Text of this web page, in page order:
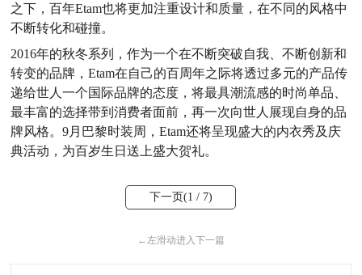
之下，百年Etam也将更加注重设计和质量，在不同的风格中
不断转化和碰撞。
2016年的秋冬系列，作为一个在不断突破自我、不断创新和
转变的品牌，Etam在自己的百周年之际将透过多元的产品传
递给世人一个国际品牌的态度，将最具潮流感的时尚单品、
最丰富的选择带到消费者面前，再一次向世人展现自身的品
牌风格。9月巴黎时装周，Etam还将呈现盛大的内衣秀及庆
典活动，为百岁生日送上盛大贺礼。
下一页(1 / 7)
←左滑动进入下一篇